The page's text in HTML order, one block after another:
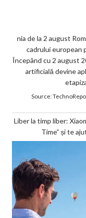
nia de la 2 august
cadrului european
Începând cu 2 august
artificială devine
Source:
Liber la timp liber:
Time” și te